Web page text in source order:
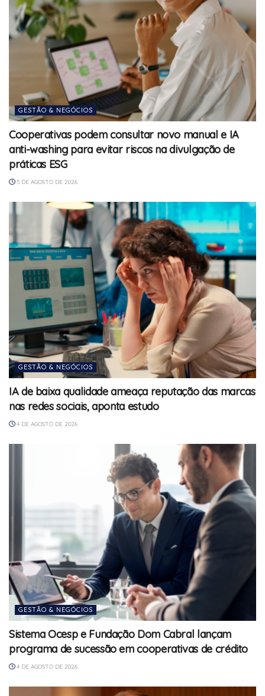
GESTÃO & NEGÓCIOS
Cooperativas podem consultar novo manual e IA
anti-washing para evitar riscos na divulgação de
práticas ESG
5 DE AGOSTO DE 2026
GESTÃO & NEGÓCIOS
IA de baixa qualidade ameaça reputação das marcas
nas redes sociais, aponta estudo
4 DE AGOSTO DE 2026
GESTÃO & NEGÓCIOS
Sistema Ocesp e Fundação Dom Cabral lançam
programa de sucessão em cooperativas de crédito
4 DE AGOSTO DE 2026